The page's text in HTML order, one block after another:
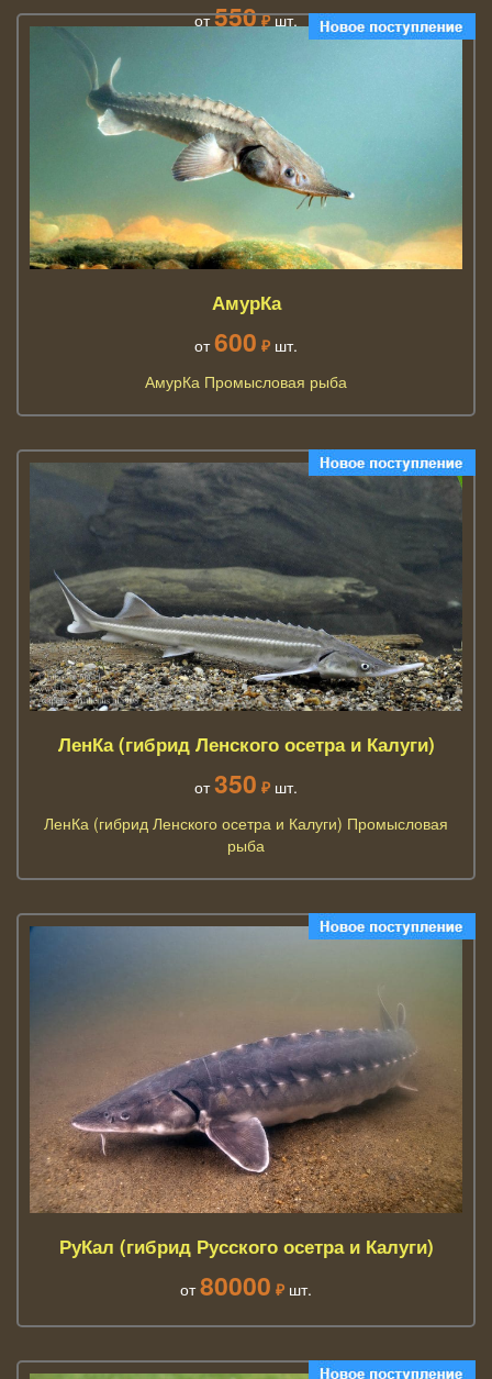
от 550 ₽ шт.
АмурКа
от 600 ₽ шт.
АмурКа Промысловая рыба
ЛенКа (гибрид Ленского осетра и Калуги)
от 350 ₽ шт.
ЛенКа (гибрид Ленского осетра и Калуги) Промысловая
рыба
РуКал (гибрид Русского осетра и Калуги)
от 80000 ₽ шт.